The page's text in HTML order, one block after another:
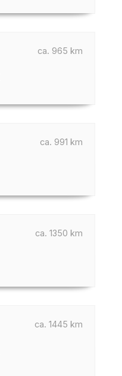
ca. 965 km
ca. 991 km
ca. 1350 km
ca. 1445 km